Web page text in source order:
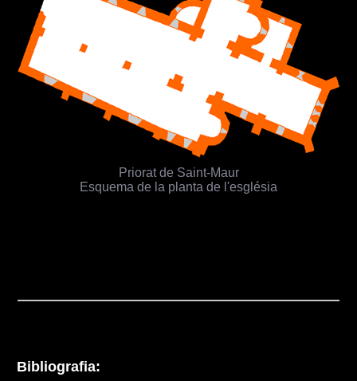
Priorat de Saint-Maur
Esquema de la planta de l'església
Bibliografia: